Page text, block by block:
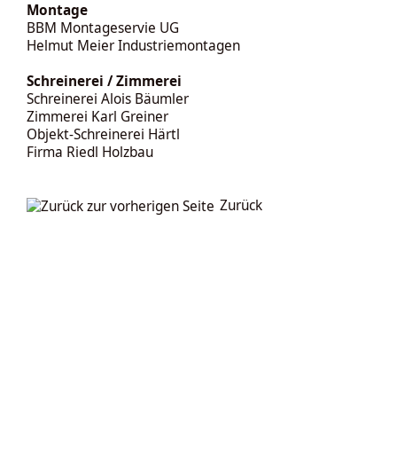
Montage
BBM Montageservie UG
Helmut Meier Industriemontagen
Schreinerei / Zimmerei
Schreinerei Alois Bäumler
Zimmerei Karl Greiner
Objekt-Schreinerei Härtl
Firma Riedl Holzbau
Zurück